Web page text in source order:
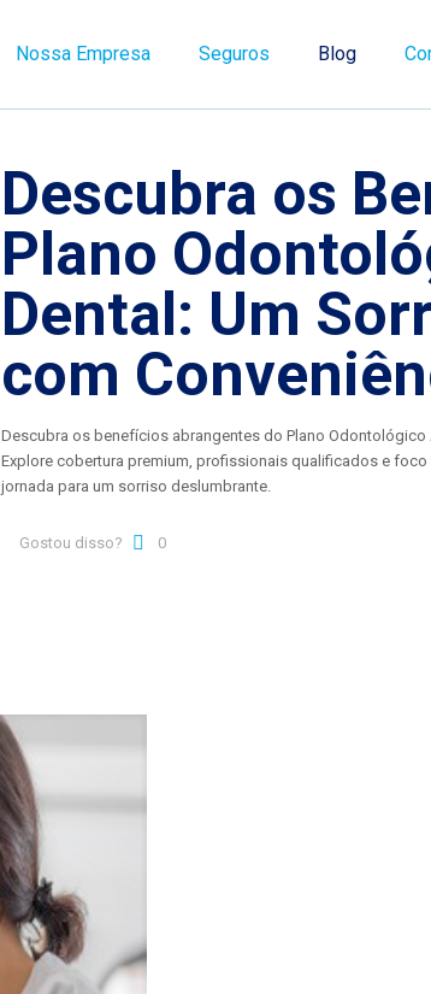
Nossa Empresa Seguros Blog
Descubra os
Plano
Dental: Um
com
Descubra os benefícios abrangentes do Plano
Explore cobertura premium, profissionais qualificados e
jornada para um sorriso deslumbrante.
Gostou disso? 0